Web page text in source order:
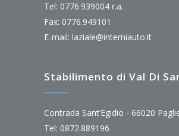
Tel: 0776.939004 r.a.
Fax: 0776.949101
E-mail: laziale@interniauto.it
Stabilimento di Val Di
Contrada Sant’Egidio - 66020
Tel: 0872.889196